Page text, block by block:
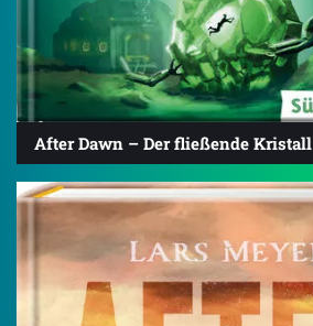
After Dawn – Der fließende Kristall